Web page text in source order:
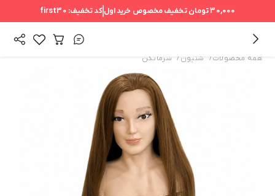
30,000 تومان تخفیف مخصوص خرید اول کد تخفیف: first30
همه محصولات/ شنیون / سرمانکن